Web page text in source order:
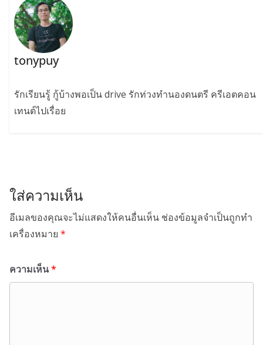
tonypuy
รักเรียนรู้ กู้บ้างพอเป็น drive รักท่วงทำนองดนตรี ครีเอตคอน
เทนต์ไปเรื่อย
ใส่ความเห็น
อีเมลของคุณจะไม่แสดงให้คนอื่นเห็น ช่องข้อมูลจำเป็นถูกทำ
เครื่องหมาย *
ความเห็น*